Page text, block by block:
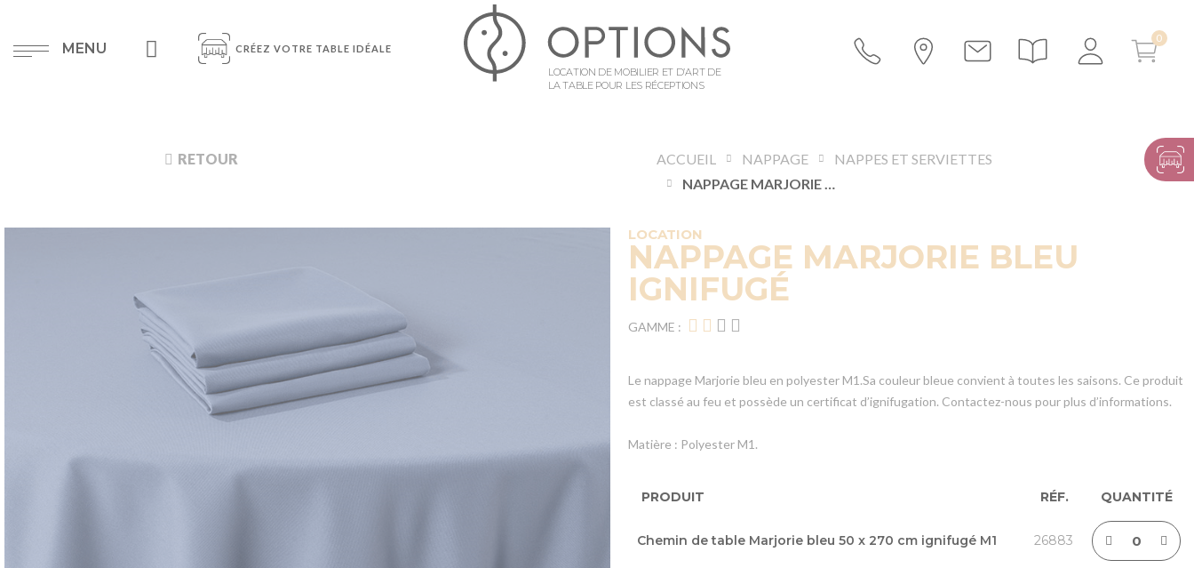
MENU CRÉEZ VOTRE TABLE IDÉALE
LOCATION DE MOBILIER ET D’ART DE
LA TABLE POUR LES RÉCEPTIONS
RETOUR ACCUEIL NAPPAGE
NAPPES ET SERVIETTES
NAPPAGE MARJORIE BLEU IGNIFUGÉ
LOCATION
NAPPAGE MARJORIE BLEU
IGNIFUGÉ
GAMME :
Le nappage Marjorie bleu en polyester M1.Sa couleur bleue convient à toutes les saisons. Ce produit
est classé au feu et possède un certificat d’ignifugation. Contactez-nous pour plus d’informations.
Matière : Polyester M1.
du
PRODUIT RÉF. QUANTITÉ
Chemin de table Marjorie bleu 50 x 270 cm ignifugé M1 26883